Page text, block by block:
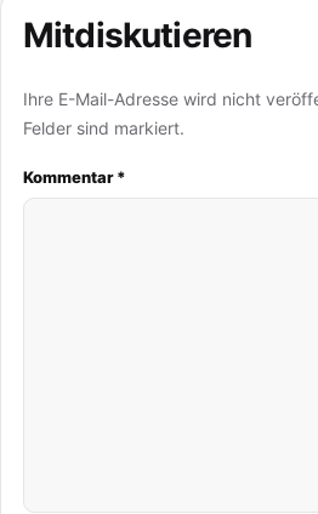
Mitdiskutieren
Ihre E-Mail-Adresse wird nicht
Felder sind markiert.
Kommentar*